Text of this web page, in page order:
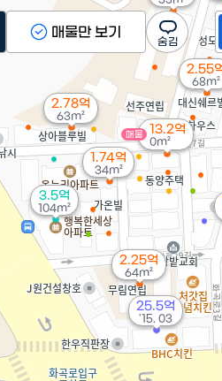
2.78억
63m²
2.25억
64m²
2.55
68m²
13.2억
0m²
매물
3.5억
104m²
1.74억
34m²
25.5억
'15. 03
매물만 보기